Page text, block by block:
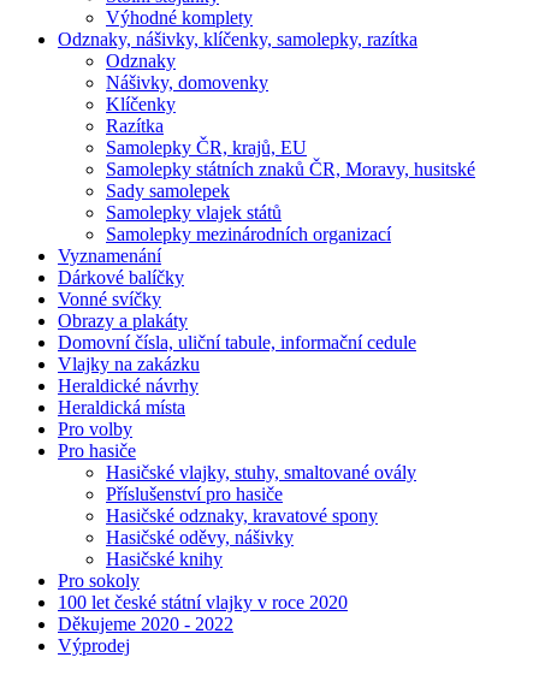
Výhodné komplety
Odznaky, nášivky, klíčenky, samolepky, razítka
Odznaky
Nášivky, domovenky
Klíčenky
Razítka
Samolepky ČR, krajů, EU
Samolepky státních znaků ČR, Moravy, husitské
Sady samolepek
Samolepky vlajek států
Samolepky mezinárodních organizací
Vyznamenání
Dárkové balíčky
Vonné svíčky
Obrazy a plakáty
Domovní čísla, uliční tabule, informační cedule
Vlajky na zakázku
Heraldické návrhy
Heraldická místa
Pro volby
Pro hasiče
Hasičské vlajky, stuhy, smaltované ovály
Příslušenství pro hasiče
Hasičské odznaky, kravatové spony
Hasičské oděvy, nášivky
Hasičské knihy
Pro sokoly
100 let české státní vlajky v roce 2020
Děkujeme 2020 - 2022
Výprodej